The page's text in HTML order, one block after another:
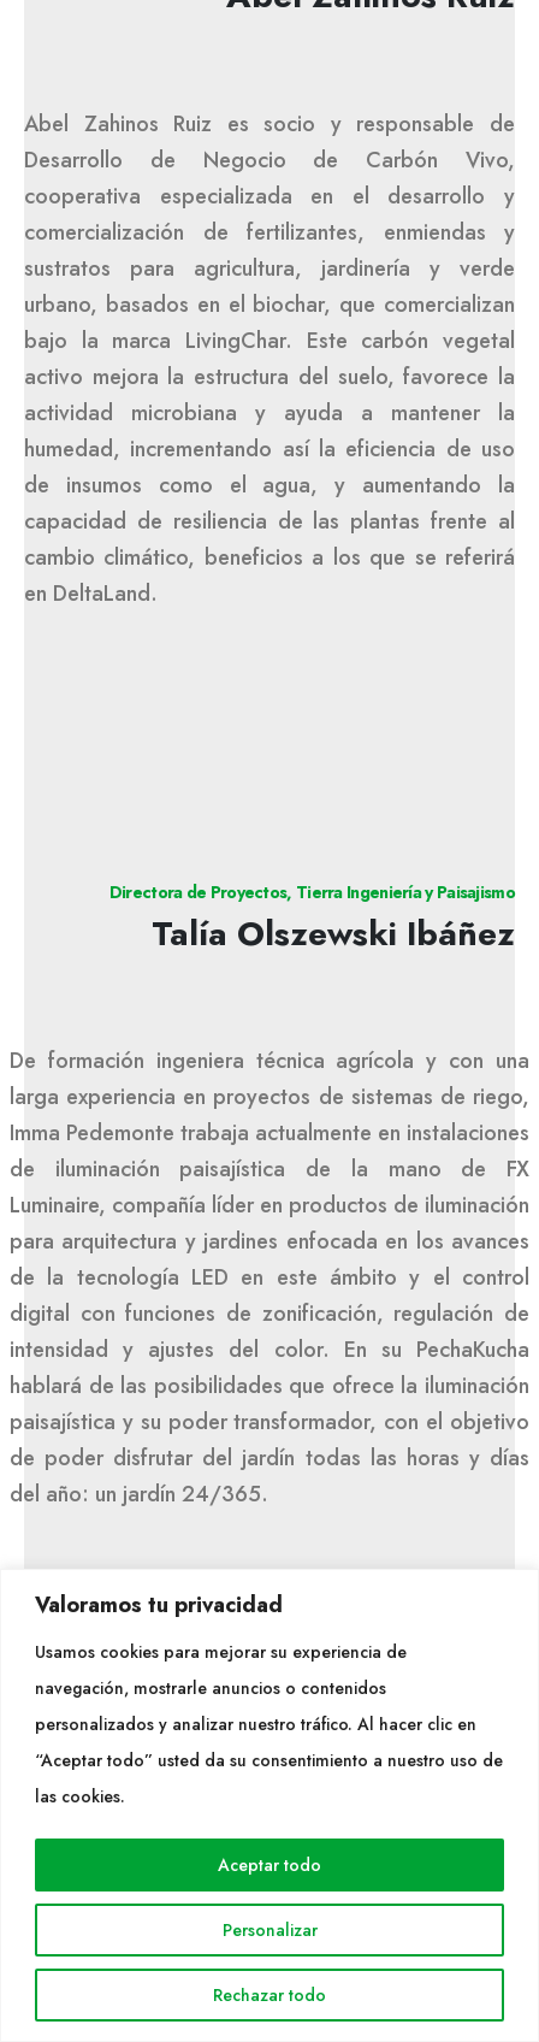
Valoramos tu privacidad
Usamos cookies para mejorar su experiencia de
navegación, mostrarle anuncios o contenidos
personalizados y analizar nuestro tráfico. Al hacer clic en
“Aceptar todo” usted da su consentimiento a nuestro uso de
las cookies.
Personalizar
Rechazar todo
Aceptar todo
Abel Zahinos Ruiz es socio y responsable de
Desarrollo de Negocio de Carbón Vivo,
cooperativa especializada en el desarrollo y
comercialización de fertilizantes, enmiendas y
sustratos para agricultura, jardinería y verde
urbano, basados en el biochar, que comercializan
bajo la marca LivingChar. Este carbón vegetal
activo mejora la estructura del suelo, favorece la
actividad microbiana y ayuda a mantener la
humedad, incrementando así la eficiencia de uso
de insumos como el agua, y aumentando la
capacidad de resiliencia de las plantas frente al
cambio climático, beneficios a los que se referirá
en DeltaLand.
Directora de Proyectos, Tierra Ingeniería y Paisajismo
Talía Olszewski Ibáñez
De formación ingeniera técnica agrícola y con una
larga experiencia en proyectos de sistemas de riego,
Imma Pedemonte trabaja actualmente en instalaciones
de iluminación paisajística de la mano de FX
Luminaire, compañía líder en productos de iluminación
para arquitectura y jardines enfocada en los avances
de la tecnología LED en este ámbito y el control
digital con funciones de zonificación, regulación de
intensidad y ajustes del color. En su PechaKucha
hablará de las posibilidades que ofrece la iluminación
paisajística y su poder transformador, con el objetivo
de poder disfrutar del jardín todas las horas y días
del año: un jardín 24/365.
Imma Pedemonte i Vives
Formada com a enginyera agrònoma i amb una
àmplia experiència en projectes de sistemes de